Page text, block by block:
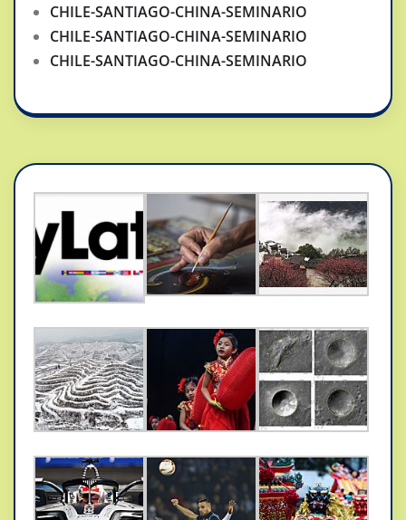
CHILE-SANTIAGO-CHINA-SEMINARIO
CHILE-SANTIAGO-CHINA-SEMINARIO
CHILE-SANTIAGO-CHINA-SEMINARIO